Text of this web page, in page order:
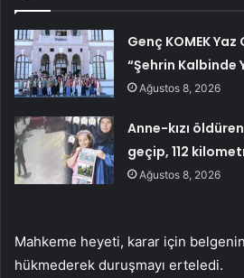
Genç KOMEK
“Şehrin Kalbinde
Ağustos 8, 2026
Anne-kızı öldüren
geçip, 112
Ağustos 8, 2026
Mahkeme heyeti, karar için
hükmederek duruşmayı erteledi.